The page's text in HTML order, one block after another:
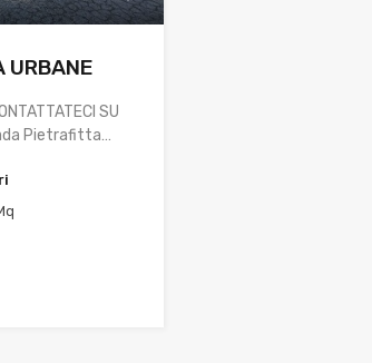
URBANE
SU
Pietrafitta…